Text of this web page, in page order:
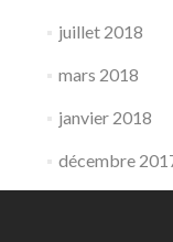
juillet 2018
mars 2018
janvier 2018
décembre